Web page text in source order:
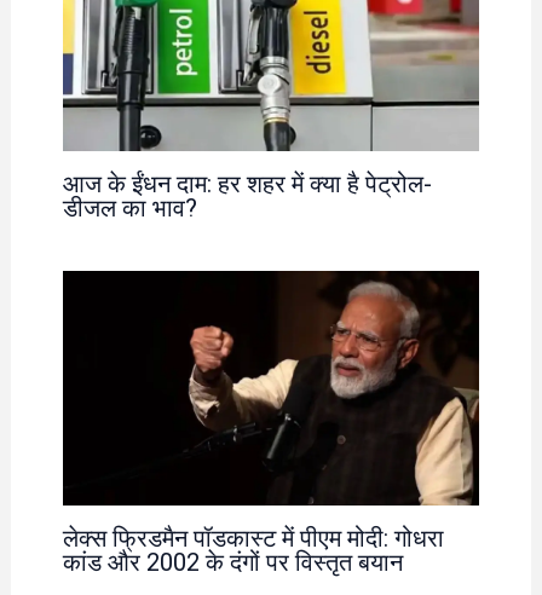
आज के ईंधन दाम: हर शहर में क्या है पेट्रोल-
डीजल का भाव?
लेक्स फ्रिडमैन पॉडकास्ट में पीएम मोदी: गोधरा
कांड और 2002 के दंगों पर विस्तृत बयान